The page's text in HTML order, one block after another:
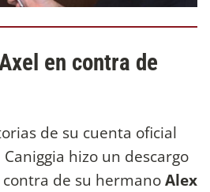
en contra de
de su cuenta oficial
hizo un descargo
de su hermanoAlex